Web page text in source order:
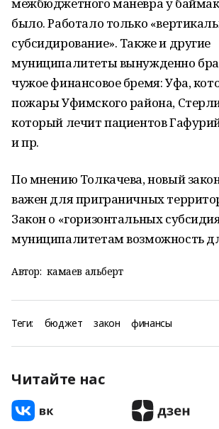
было. Работало только
субсидирование». Также и другие
муниципалитеты вынужденно
чужое финансовое бремя: Уфа,
пожары Уфимского района,
который лечит пациентов
и пр.
По мнению Толкачева, новый
важен для приграничных
Закон о «горизонтальных
муниципалитетам возможность
Автор: камаев альберт
Теги: бюджет закон финансы
Читайте нас